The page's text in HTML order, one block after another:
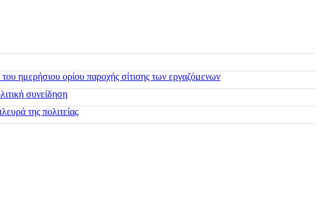
ημερήσιου ορίου παροχής σίτισης των εργαζόμενων
συνείδηση
της πολιτείας